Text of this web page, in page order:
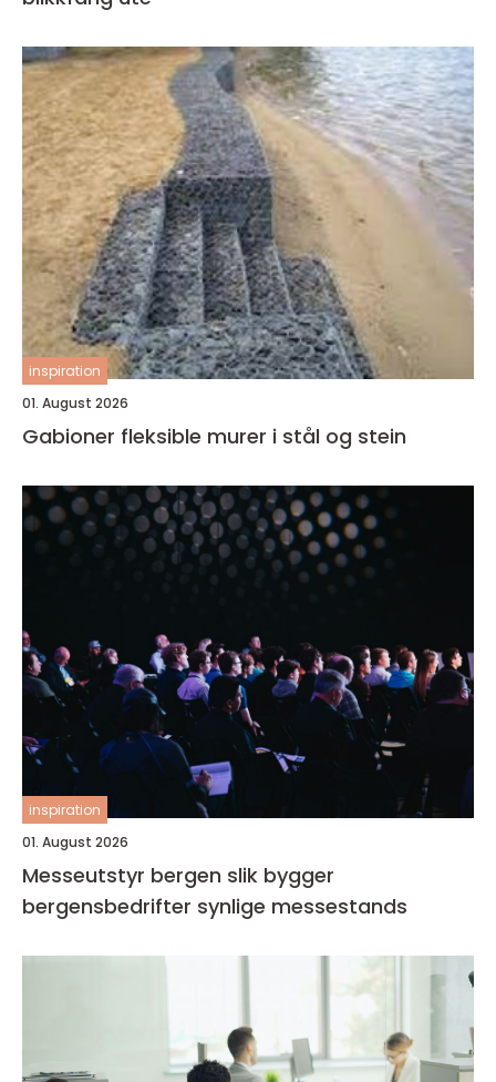
inspiration
01. August 2026
Gabioner fleksible murer i stål og stein
inspiration
01. August 2026
Messeutstyr bergen slik bygger
bergensbedrifter synlige messestands